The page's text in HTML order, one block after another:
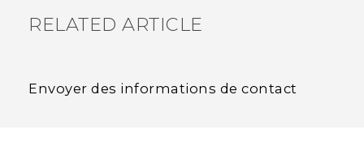
RELATED ARTICLE
Envoyer des informations de contact